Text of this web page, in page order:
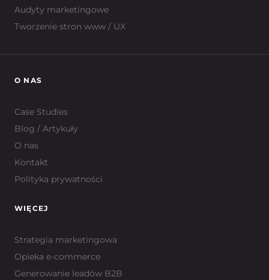
Audyty marketingowe
Tworzenie stron www / UX
O NAS
Case Studies
Blog / Artykuły
O nas
Kontakt
Polityka prywatności
WIĘCEJ
Strategia marketingowa
Opieka e-commerce
Generowanie leadów B2B